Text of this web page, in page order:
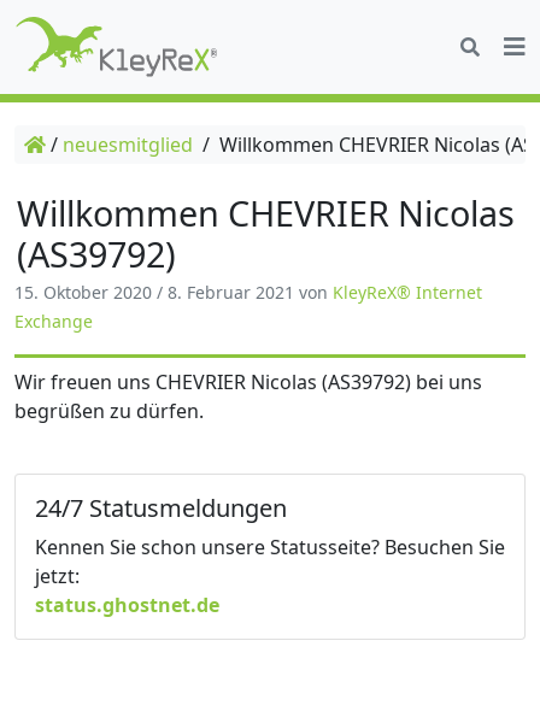
/ neuesmitglied / Willkommen CHEVRIER Nicolas
Willkommen CHEVRIER Nicolas
(AS39792)
15. Oktober 2020 / 8. Februar 2021 von KleyReX® Internet
Exchange
Wir freuen uns CHEVRIER Nicolas (AS39792) bei uns
begrüßen zu dürfen.
24/7 Statusmeldungen
Kennen Sie schon unsere Statusseite? Besuchen Sie
jetzt:
status.ghostnet.de